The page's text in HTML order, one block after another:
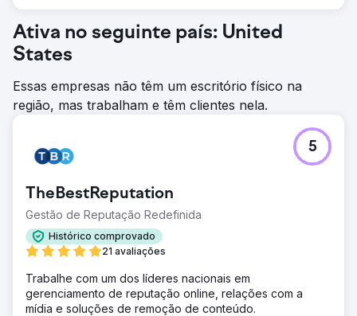
e as modificações de lance para reduzir gastos e
melhorar o uso do orçamento. Redução de 77% no CPC
médio para pessoas classificadas como No Mercado
Novas Sessões Aumento de 32% nos gastos atrás de
pessoas não identificadas como No Mercado para
SUBARU
Ativa no seguinte país: United
States
Essas empresas não têm um escritório físico na
região, mas trabalham e têm clientes nela.
TheBestReputation
Gestão de Reputação Redefinida
Histórico comprovado
21 avaliações
5
Trabalhe com um dos líderes nacionais em
gerenciamento de reputação online, relações com a
mídia e soluções de remoção de conteúdo.